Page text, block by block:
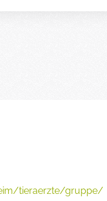
tieraerzte/gruppe/